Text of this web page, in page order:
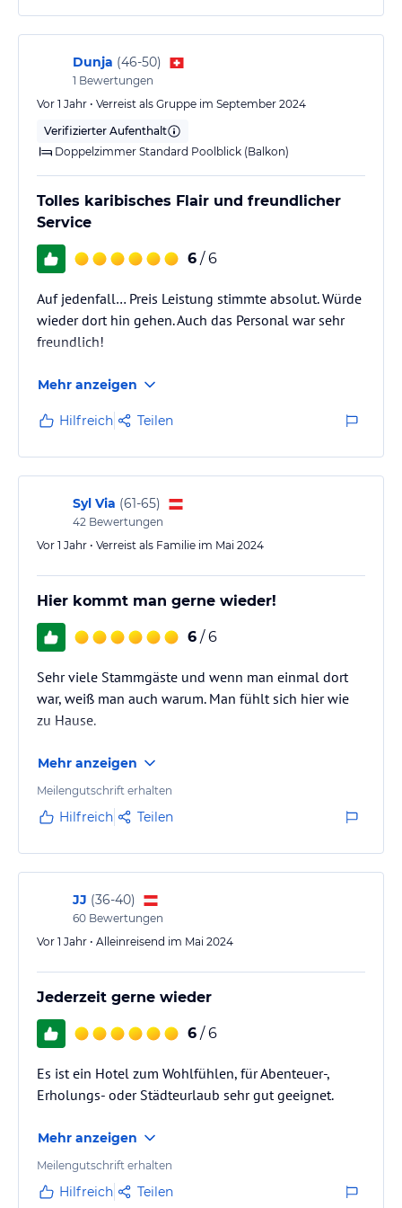
Dunja (46-50)
1 Bewertungen
Vor 1 Jahr • Verreist als Gruppe im September 2024
Verifizierter Aufenthalt
Doppelzimmer Standard Poolblick (Balkon)
Tolles karibisches Flair und freundlicher
Service
6 / 6
Auf jedenfall… Preis Leistung stimmte absolut. Würde
wieder dort hin gehen. Auch das Personal war sehr
freundlich!
Mehr anzeigen
Hilfreich Teilen
Syl Via (61-65)
42 Bewertungen
Vor 1 Jahr • Verreist als Familie im Mai 2024
Hier kommt man gerne wieder!
6 / 6
Sehr viele Stammgäste und wenn man einmal dort
war, weiß man auch warum. Man fühlt sich hier wie
zu Hause.
Mehr anzeigen
Meilengutschrift erhalten
Hilfreich Teilen
JJ (36-40)
60 Bewertungen
Vor 1 Jahr • Alleinreisend im Mai 2024
Jederzeit gerne wieder
6 / 6
Es ist ein Hotel zum Wohlfühlen, für Abenteuer-,
Erholungs- oder Städteurlaub sehr gut geeignet.
Mehr anzeigen
Meilengutschrift erhalten
Hilfreich Teilen